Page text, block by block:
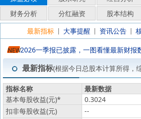
财务分析
分红融资 股本结构
最新指标 | 大事提醒 | 资讯公告 |
NEW2026一季报已披露，一图看懂最新财报
最新指标(根据今日总股本计算所得，
指标名称 最新数据
基本每股收益(元)* 0.3024
扣非每股收益(元)
--